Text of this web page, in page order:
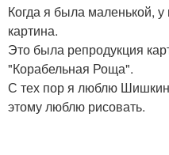
Когда я была маленькой,
картина.
Это была репродукция
"Корабельная Роща".
С тех пор я люблю
этому люблю рисовать.